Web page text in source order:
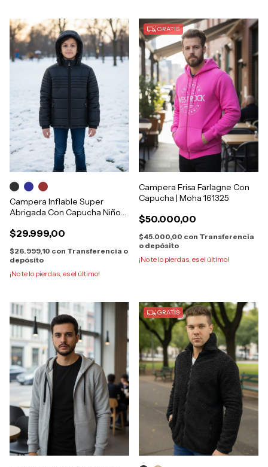
Campera Inflable Super
Abrigada Con Capucha Niños
$29.999,00
$26.999,10 con Transferencia o
depósito
¡No te lo pierdas, es el último!
GRATIS
Campera Frisa Farlagne Con
Capucha | Moha 161325
$50.000,00
$45.000,00 con Transferencia
o depósito
¡No te lo pierdas, es el último!
GRATIS